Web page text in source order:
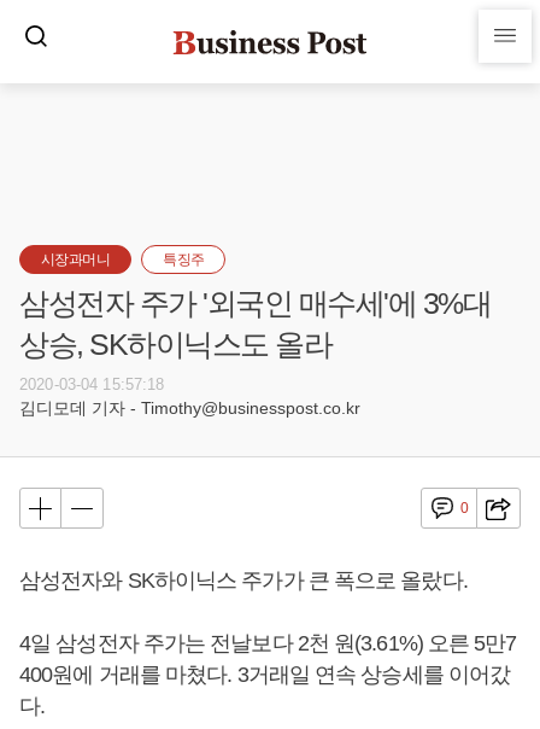
시장과머니 특징주
삼성전자 주가 '외국인 매수세'에 3%대
상승, SK하이닉스도 올라
2020-03-04 15:57:18
김디모데 기자 - Timothy@businesspost.co.kr
0
삼성전자와 SK하이닉스 주가가 큰 폭으로 올랐다.
4일 삼성전자 주가는 전날보다 2천 원(3.61%) 오른 5만7
400원에 거래를 마쳤다. 3거래일 연속 상승세를 이어갔
다.